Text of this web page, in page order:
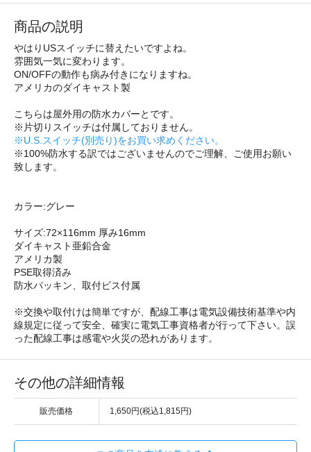
商品の説明
やはりUSスイッチに替えたいですよね。
雰囲気一気に変わります。
ON/OFFの動作も病み付きになりますね。
アメリカのダイキャスト製
こちらは屋外用の防水カバーとです。
※片切りスイッチは付属しておりません。
※U.S.スイッチ(別売り)をお買い求めください。
※100%防水する訳ではございませんのでご理解、ご使用お願い
致します。
カラー:グレー
サイズ:72×116mm 厚み16mm
ダイキャスト亜鉛合金
アメリカ製
PSE取得済み
防水パッキン、取付ビス付属
※交換や取付けは簡単ですが、配線工事は電気設備技術基準や内
線規定に従って安全、確実に電気工事資格者が行って下さい。誤
った配線工事は感電や火災の恐れがあります。
その他の詳細情報
販売価格 1,650円(税込1,815円)